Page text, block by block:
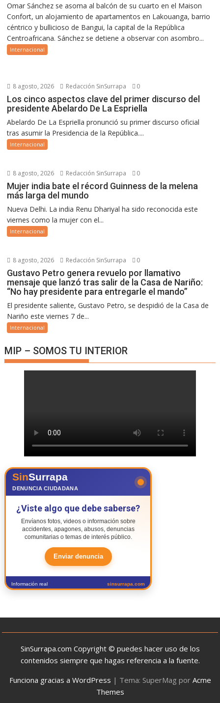
Omar Sánchez se asoma al balcón de su cuarto en el Maison
Confort, un alojamiento de apartamentos en Lakouanga, barrio
céntrico y bullicioso de Bangui, la capital de la República
Centroafricana. Sánchez se detiene a observar con asombro...
Internacional
8 agosto, 2026 Redacción SinSurrapa 0
Los cinco aspectos clave del primer discurso del
presidente Abelardo De La Espriella
Abelardo De La Espriella pronunció su primer discurso oficial
tras asumir la Presidencia de la República....
Internacional
8 agosto, 2026 Redacción SinSurrapa 0
Mujer india bate el récord Guinness de la melena
más larga del mundo
Nueva Delhi. La india Renu Dhariyal ha sido reconocida este
viernes como la mujer con el...
Internacional
8 agosto, 2026 Redacción SinSurrapa 0
Gustavo Petro genera revuelo por llamativo
mensaje que lanzó tras salir de la Casa de Nariño:
“No hay presidente para entregarle el mando”
El presidente saliente, Gustavo Petro, se despidió de la Casa de
Nariño este viernes 7 de...
Internacional
MIP – SOMOS TU INTERIOR
SinSurrapa
DENUNCIA CIUDADANA
¿Viste algo que debe saberse?
Envíanos fotos, videos o información sobre
accidentes, apagones, abusos, denuncias
comunitarias o temas de interés público.
Enviar denuncia
Información real sinsurrapa.com
SinSurrapa.com Copyright © puedes hacer uso de los
contenidos siempre que hagas referencia a la fuente.
Funciona gracias a WordPress | Tema: SuperMag por Acme
Themes